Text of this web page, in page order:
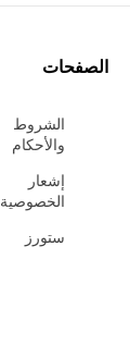
الصفحات
الشروط
والأحكام
إشعار
الخصوصية
ستورز